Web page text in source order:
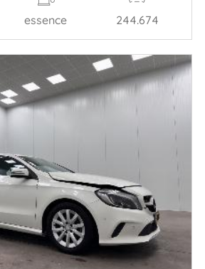
essence 244.674